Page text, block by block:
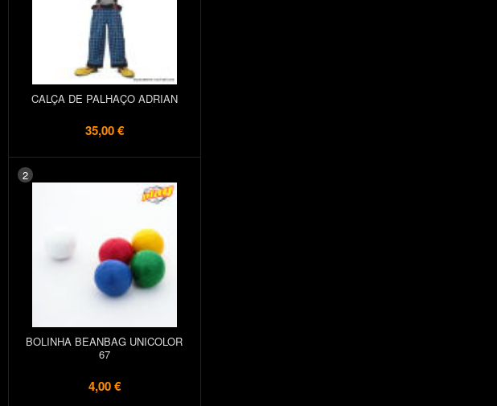
CALÇA DE PALHAÇO ADRIAN
35,00 €
2
BOLINHA BEANBAG UNICOLOR
67
4,00 €